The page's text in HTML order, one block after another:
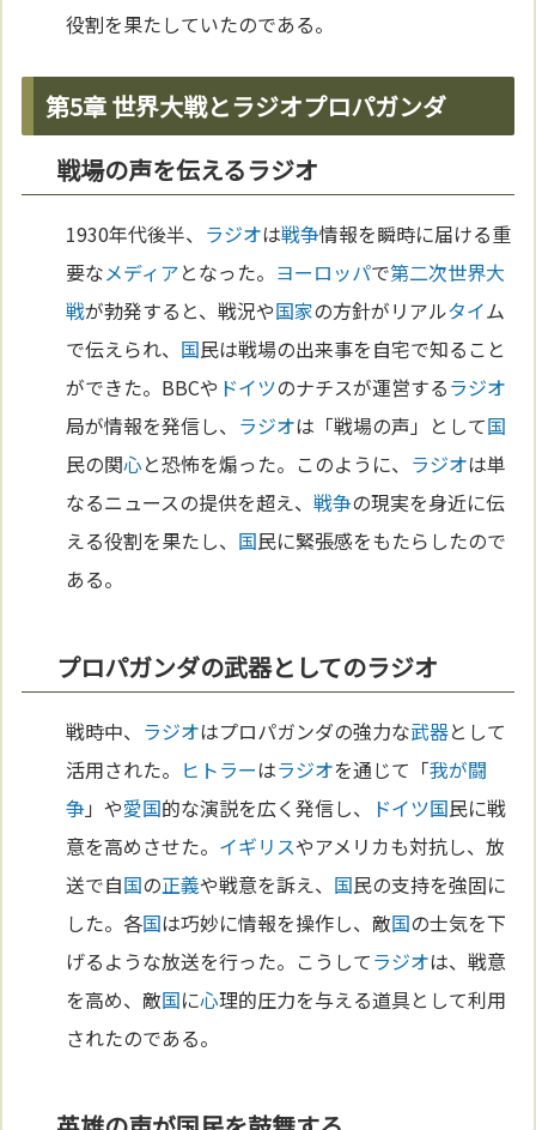
役割を果たしていたのである。
第5章 世界大戦とラジオプロパガンダ
戦場の声を伝えるラジオ
1930年代後半、 ラジオは戦争情報を瞬時に届ける重
要なメディアとなった。 ヨーロッパで第二次世界大
戦が勃発すると、戦況や国家の方針がリアルタイム
で伝えられ、 国民は戦場の出来事を自宅で知ること
ができた。BBCや ドイツのナチスが運営するラジオ
局が情報を発信し、 ラジオは「戦場の声」として国
民の関心と恐怖を煽った。このように、 ラジオは単
なるニュースの提供を超え、戦争の現実を身近に伝
える役割を果たし、 国民に緊張感をもたらしたので
ある。
プロパガンダの武器としてのラジオ
戦時中、 ラジオはプロパガンダの強力な武器として
活用された。 ヒトラーはラジオを通じて「我が闘
争」や愛国的な演説を広く発信し、 ドイツ国民に戦
意を高めさせた。 イギリスやアメリカも対抗し、放
送で自国の正義や戦意を訴え、 国民の支持を強固に
した。各国は巧妙に情報を操作し、敵国の士気を下
げるような放送を行った。こうしてラジオは、戦意
を高め、敵国に心理的圧力を与える道具として利用
されたのである。